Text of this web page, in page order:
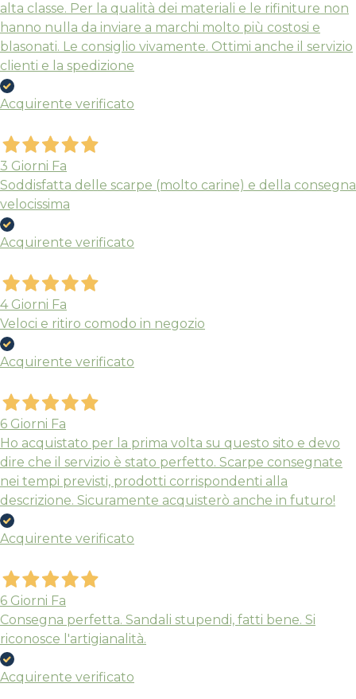
alta classe. Per la qualità dei materiali e le rifiniture non
hanno nulla da inviare a marchi molto più costosi e
blasonati. Le consiglio vivamente. Ottimi anche il servizio
clienti e la spedizione
Acquirente verificato
3 Giorni Fa
Soddisfatta delle scarpe (molto carine) e della consegna
velocissima
Acquirente verificato
4 Giorni Fa
Veloci e ritiro comodo in negozio
Acquirente verificato
6 Giorni Fa
Ho acquistato per la prima volta su questo sito e devo
dire che il servizio è stato perfetto. Scarpe consegnate
nei tempi previsti, prodotti corrispondenti alla
descrizione. Sicuramente acquisterò anche in futuro!
Acquirente verificato
6 Giorni Fa
Consegna perfetta. Sandali stupendi, fatti bene. Si
riconosce l'artigianalità.
Acquirente verificato